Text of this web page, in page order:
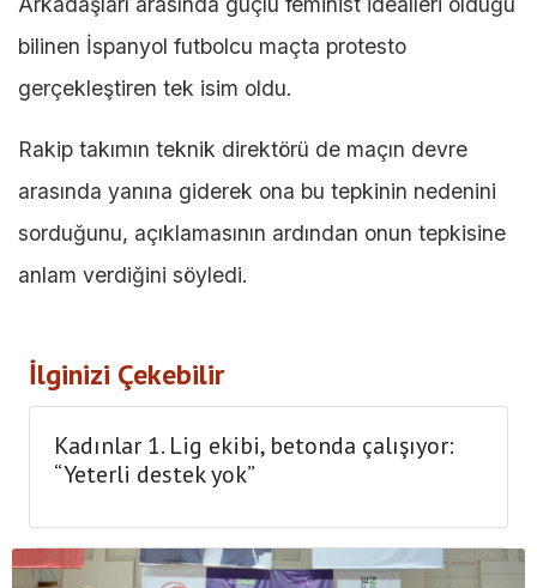
bilinen İspanyol futbolcu maçta protesto
gerçekleştiren tek isim oldu.
Rakip takımın teknik direktörü de maçın devre
arasında yanına giderek ona bu tepkinin nedenini
sorduğunu, açıklamasının ardından onun tepkisine
anlam verdiğini söyledi.
İlginizi Çekebilir
Kadınlar 1. Lig ekibi, betonda çalışıyor:
“Yeterli destek yok”